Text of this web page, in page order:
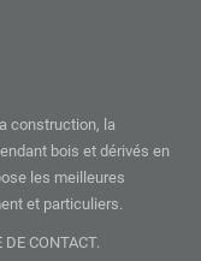
construction, la
bois et dérivés en
les meilleures
et particuliers.
DE CONTACT.